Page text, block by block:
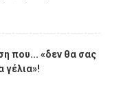
που... «δεν θα σας
γέλια»!